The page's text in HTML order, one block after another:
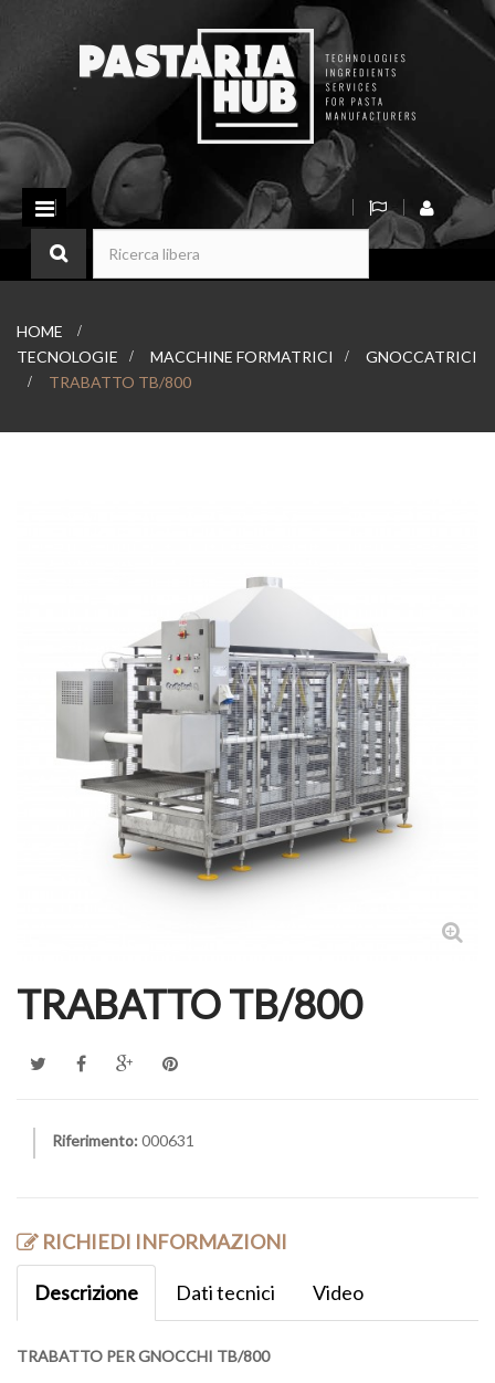
Navigazione
Toggle
HOME
>
TECNOLOGIE
> MACCHINE FORMATRICI >
GNOCCATRICI
>
TRABATTO TB/800
TRABATTO TB/800
Riferimento: 000631
RICHIEDI INFORMAZIONI
Descrizione Dati tecnici Video
TRABATTO PER GNOCCHI TB/800